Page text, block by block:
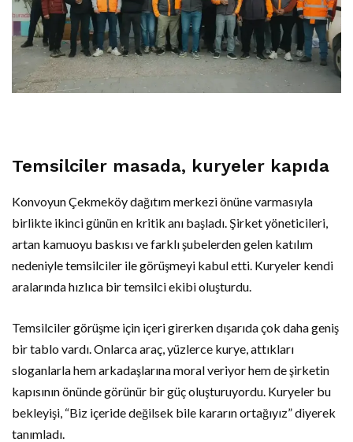
Temsilciler masada, kuryeler kapıda
Konvoyun Çekmeköy dağıtım merkezi önüne varmasıyla
birlikte ikinci günün en kritik anı başladı. Şirket yöneticileri,
artan kamuoyu baskısı ve farklı şubelerden gelen katılım
nedeniyle temsilciler ile görüşmeyi kabul etti. Kuryeler kendi
aralarında hızlıca bir temsilci ekibi oluşturdu.
Temsilciler görüşme için içeri girerken dışarıda çok daha geniş
bir tablo vardı. Onlarca araç, yüzlerce kurye, attıkları
sloganlarla hem arkadaşlarına moral veriyor hem de şirketin
kapısının önünde görünür bir güç oluşturuyordu. Kuryeler bu
bekleyişi, “Biz içeride değilsek bile kararın ortağıyız” diyerek
tanımladı.